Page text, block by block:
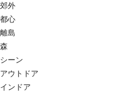
郊外
都心
離島
森
シーン
アウトドア
インドア